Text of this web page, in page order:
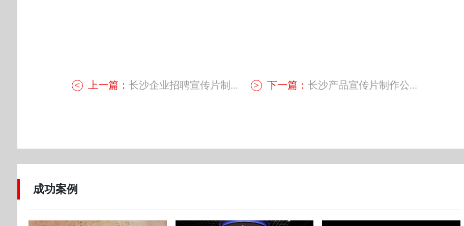
上一篇： 长沙企业招聘宣传片制... 下一篇： 长沙产品宣传片制作公...
成功案例